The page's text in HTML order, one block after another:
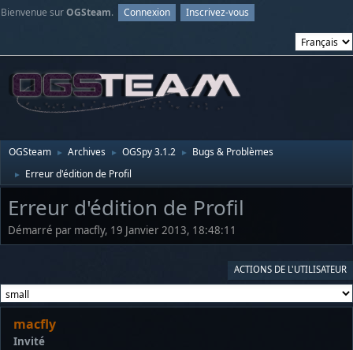
Bienvenue surOGSteam. Connexion Inscrivez-vous
OGSteam ► Archives ► OGSpy 3.1.2 ► Bugs & Problèmes
► Erreur d'édition de Profil
Erreur d'édition de Profil
Démarré par macfly, 19 Janvier 2013, 18:48:11
ACTIONS DE L'UTILISATEUR
macfly
Invité